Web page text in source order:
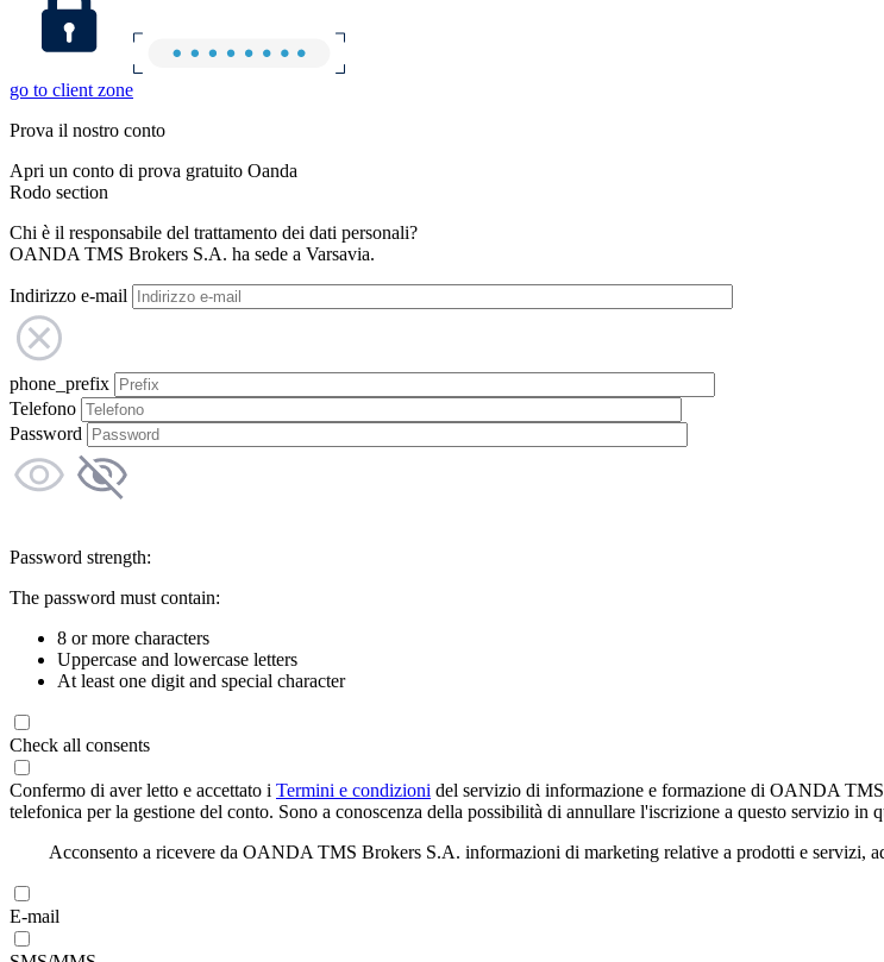
go to client zone
Prova il nostro conto
Apri un conto di prova gratuito Oanda
Rodo section
Chi è il responsabile del trattamento dei dati personali?
OANDA TMS Brokers S.A. ha sede a Varsavia.
Indirizzo e-mail
phone_prefix
Telefono
Password
Password strength:
The password must contain:
8 or more characters
Uppercase and lowercase letters
At least one digit and special character
Check all consents
Confermo di aver letto e accettato i Termini e condizioni del servizio di informazione e formazione di OANDA TMS
telefonica per la gestione del conto. Sono a conoscenza della possibilità di annullare l'iscrizione a questo servizio in
Acconsento a ricevere da OANDA TMS Brokers S.A. informazioni di marketing relative a prodotti e servizi,
E-mail